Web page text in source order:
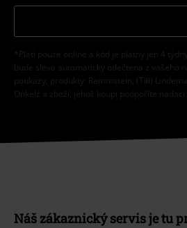
*Platí pouze online a kód je platný jen 4
bude sleva automaticky odečtena z vašeho
poukazy, produkty: Rammstein, (Till)
Onkelz a zboží, jehož koupí podpoříte nadaci.
Náš zákaznický servis je tu